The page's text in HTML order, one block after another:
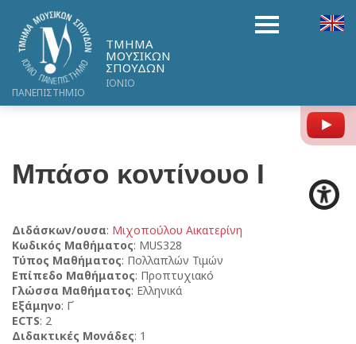
ΤΜΗΜΑ
ΜΟΥΣΙΚΩΝ
ΣΠΟΥΔΩΝ
ΙΟΝΙΟ
ΠΑΝΕΠΙΣΤΗΜΙΟ
Μπάσο κοντίνουο I
Διδάσκων/ουσα: Μιχοπούλου Αικατερίνη
Κωδικός Μαθήματος: MUS328
Τύπος Μαθήματος: Πολλαπλών Τιμών
Επίπεδο Μαθήματος: Προπτυχιακό
Γλώσσα Μαθήματος: Ελληνικά
Εξάμηνο: Γ΄
ECTS: 2
Διδακτικές Μονάδες: 1